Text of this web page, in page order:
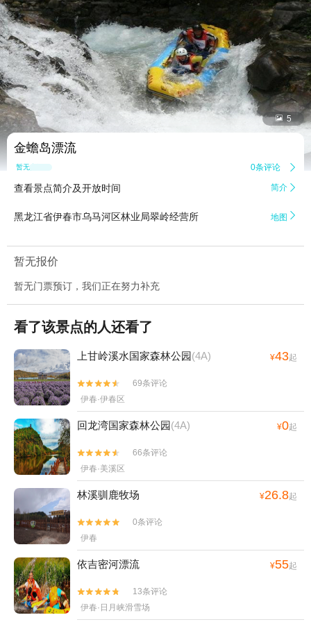
 5
金蟾岛漂流
暂无点评 0条评论 
查看景点简介及开放时间 简介 
黑龙江省伊春市乌马河区林业局翠岭经营所 地图 
暂无报价
暂无门票预订，我们正在努力补充
看了该景点的人还看了
上甘岭溪水国家森林公园(4A) ¥43起


69条评论
伊春·伊春区
回龙湾国家森林公园(4A) ¥0起


66条评论
伊春·美溪区
林溪驯鹿牧场 ¥26.8起


0条评论
伊春
依吉密河漂流 ¥55起


13条评论
伊春·日月峡滑雪场
